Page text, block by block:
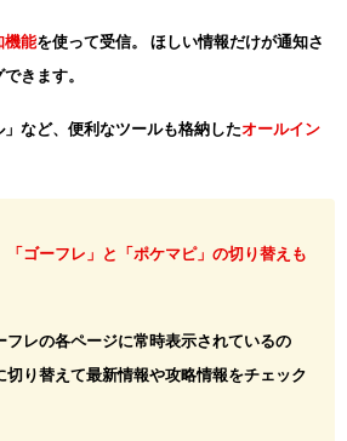
機能を使って受信。 ほしい情報だけが通知さ
きます。
など、便利なツールも格納したオールイン
「ゴーフレ」と「ポケマピ」の切り替えも
フレの各ページに常時表示されているの
切り替えて最新情報や攻略情報をチェック